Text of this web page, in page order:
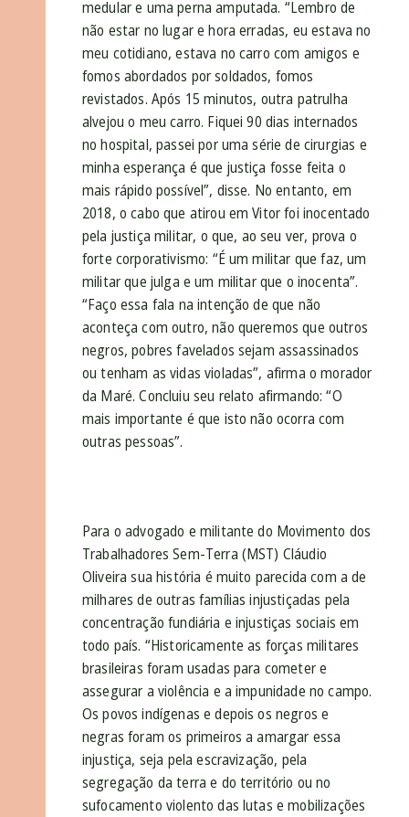
medular e uma perna amputada. “Lembro de
não estar no lugar e hora erradas, eu estava no
meu cotidiano, estava no carro com amigos e
fomos abordados por soldados, fomos
revistados. Após 15 minutos, outra patrulha
alvejou o meu carro. Fiquei 90 dias internados
no hospital, passei por uma série de cirurgias e
minha esperança é que justiça fosse feita o
mais rápido possível”, disse. No entanto, em
2018, o cabo que atirou em Vitor foi inocentado
pela justiça militar, o que, ao seu ver, prova o
forte corporativismo: “É um militar que faz, um
militar que julga e um militar que o inocenta”.
“Faço essa fala na intenção de que não
aconteça com outro, não queremos que outros
negros, pobres favelados sejam assassinados
ou tenham as vidas violadas”, afirma o morador
da Maré. Concluiu seu relato afirmando: “O
mais importante é que isto não ocorra com
outras pessoas”.
Para o advogado e militante do Movimento dos
Trabalhadores Sem-Terra (MST) Cláudio
Oliveira sua história é muito parecida com a de
milhares de outras famílias injustiçadas pela
concentração fundiária e injustiças sociais em
todo país. “Historicamente as forças militares
brasileiras foram usadas para cometer e
assegurar a violência e a impunidade no campo.
Os povos indígenas e depois os negros e
negras foram os primeiros a amargar essa
injustiça, seja pela escravização, pela
segregação da terra e do território ou no
sufocamento violento das lutas e mobilizações